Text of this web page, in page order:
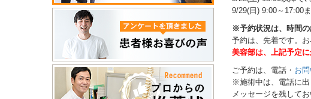
9/29(日) 9:00～17:00
※予約状況は、時間の
予約は、先着です。 お
美容部は、上記予定
ご予約は、電話・ お
※施術中は、電話に出
メッセージを残してお